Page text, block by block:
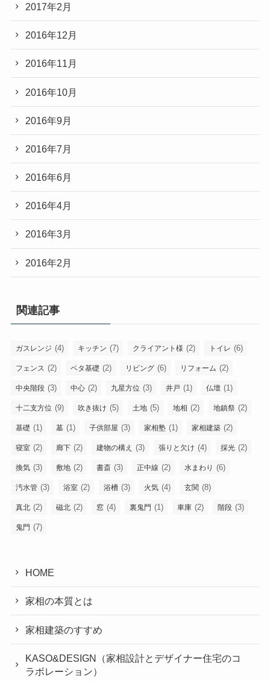
2017年2月
2016年12月
2016年11月
2016年10月
2016年9月
2016年7月
2016年6月
2016年4月
2016年3月
2016年2月
関連記事
ガスレンジ (4) キッチン (7) クライアント様 (2) トイレ (6)
フェンス (2) ベタ基礎 (2) リビング (6) リフォーム (2)
中央階段 (3) 中心 (2) 九星方位 (3) 井戸 (1) 仏壇 (1)
十二支方位 (9) 吹き抜け (5) 土地 (5) 地相 (2) 地鎮祭 (2)
基礎 (1) 墓 (1) 子供部屋 (3) 家相塾 (1) 家相建築 (2)
寝室 (2) 廊下 (2) 建物の構え (3) 張りと欠け (4) 採光 (2)
換気 (3) 敷地 (2) 書斎 (3) 正中線 (2) 水まわり (6)
汚水管 (3) 浴室 (2) 浴槽 (3) 火気 (4) 玄関 (8)
真北 (2) 磁北 (2) 窓 (4) 裏鬼門 (1) 車庫 (2) 階段 (3)
鬼門 (7)
HOME
家相の本質とは
家相建築のすすめ
KASO&DESIGN（家相設計とデザイナー住宅のコ
ラボレーション）